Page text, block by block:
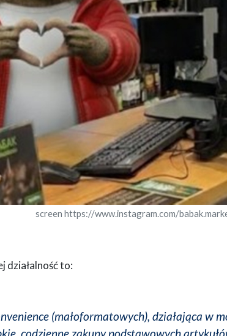
screen https://www.instagram.com/
działalność to:
(małoformatowych), działająca w